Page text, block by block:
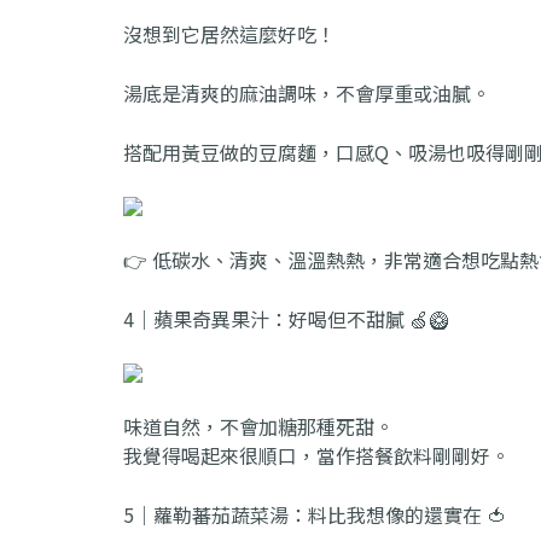
沒想到它居然這麼好吃！
湯底是清爽的麻油調味，不會厚重或油膩。
搭配用黃豆做的豆腐麵，口感Q、吸湯也吸得剛
👉 低碳水、清爽、溫溫熱熱，非常適合想吃點
4｜蘋果奇異果汁：好喝但不甜膩 🍏🥝
味道自然，不會加糖那種死甜。
我覺得喝起來很順口，當作搭餐飲料剛剛好。
5｜蘿勒蕃茄蔬菜湯：料比我想像的還實在 🍅